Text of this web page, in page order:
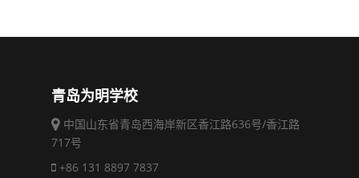
青岛为明学校
中国山东省青岛西海岸新区香江路636号/香江路
717号
+86 131 8897 7837